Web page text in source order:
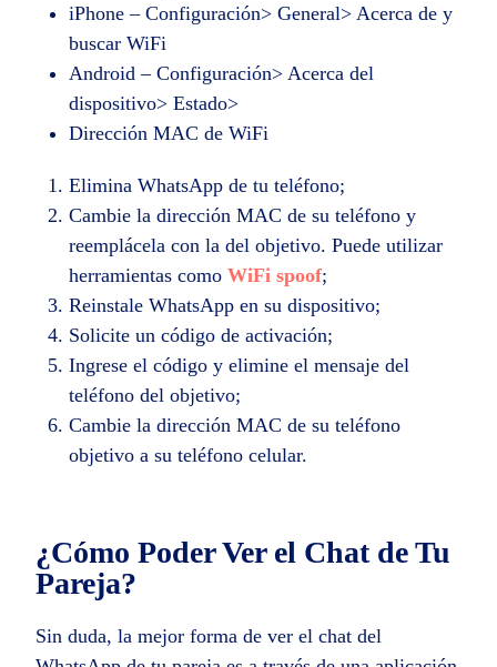
iPhone – Configuración> General> Acerca de y
buscar WiFi
Android – Configuración> Acerca del
dispositivo> Estado>
Dirección MAC de WiFi
Elimina WhatsApp de tu teléfono;
Cambie la dirección MAC de su teléfono y
reemplácela con la del objetivo. Puede utilizar
herramientas comoWiFi spoof;
Reinstale WhatsApp en su dispositivo;
Solicite un código de activación;
Ingrese el código y elimine el mensaje del
teléfono del objetivo;
Cambie la dirección MAC de su teléfono
objetivo a su teléfono celular.
¿Cómo Poder Ver el Chat de Tu
Pareja?
Sin duda, la mejor forma de ver el chat del